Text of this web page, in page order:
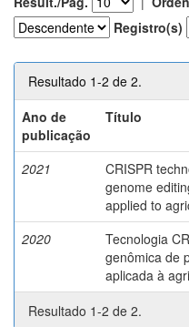
Registro(s)
Resultado 1-2 de 2.
Ano de
publicação
Título
2021
CRISPR
genome
applied to
2020
Tecnologia
genômica de
aplicada à
Resultado 1-2 de 2.